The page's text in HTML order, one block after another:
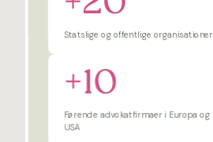
Statslige og offentlige organisationer
+10
Førende advokatfirmaer i Europa og
USA